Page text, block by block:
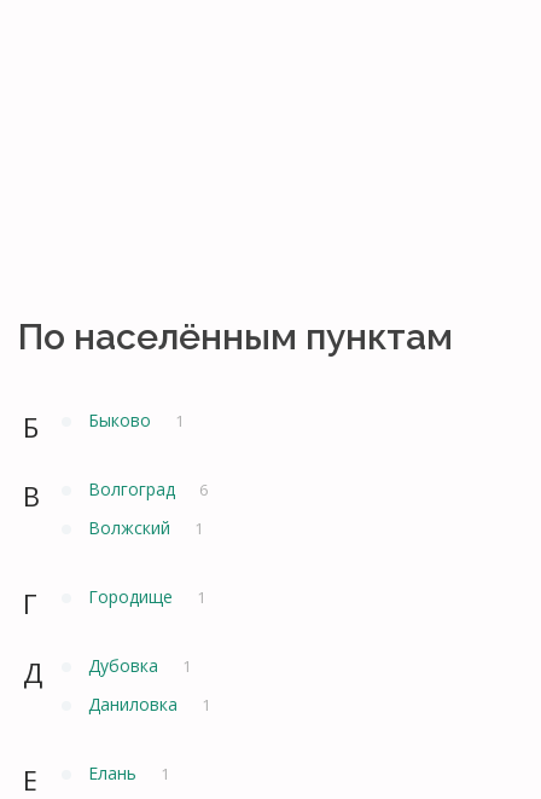
По населённым пунктам
Б Быково 1
В Волгоград 6
Волжский 1
Г Городище 1
Д Дубовка 1
Даниловка 1
Е Елань 1